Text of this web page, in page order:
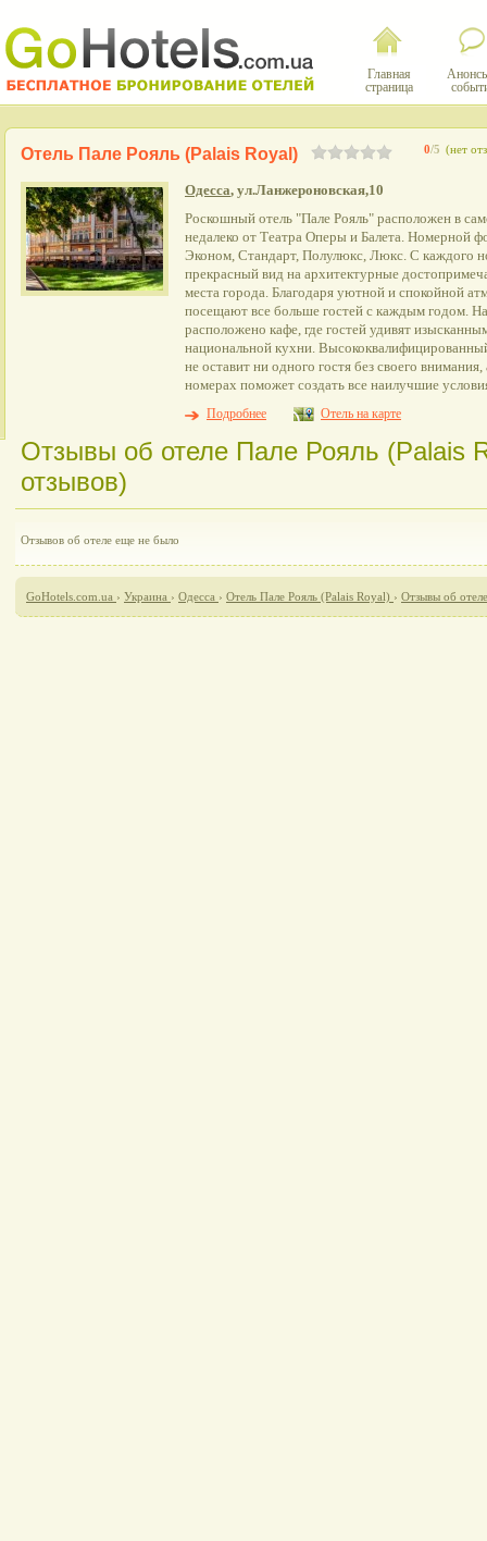
Главная
страница
0/5 (нет
Отель Пале Рояль (Palais Royal)
Одесса, ул.Ланжероновская,10
Роскошный отель "Пале Рояль" расположен в
недалеко от Театра Оперы и Балета. Номерной
Эконом, Стандарт, Полулюкс, Люкс. С каждого
прекрасный вид на архитектурные
места города. Благодаря уютной и спокойной
посещают все больше гостей с каждым годом.
расположено кафе, где гостей удивят
национальной кухни.
не оставит ни одного гостя без своего
номерах поможет создать все наилучшие
Подробнее
Отель на карте
Отзывы об отеле Пале Рояль (Palais
отзывов)
Отзывов об отеле еще не было
GoHotels.com.ua › Украина › Одесса › Отель Пале Рояль (Palais Royal) › Отзывы об